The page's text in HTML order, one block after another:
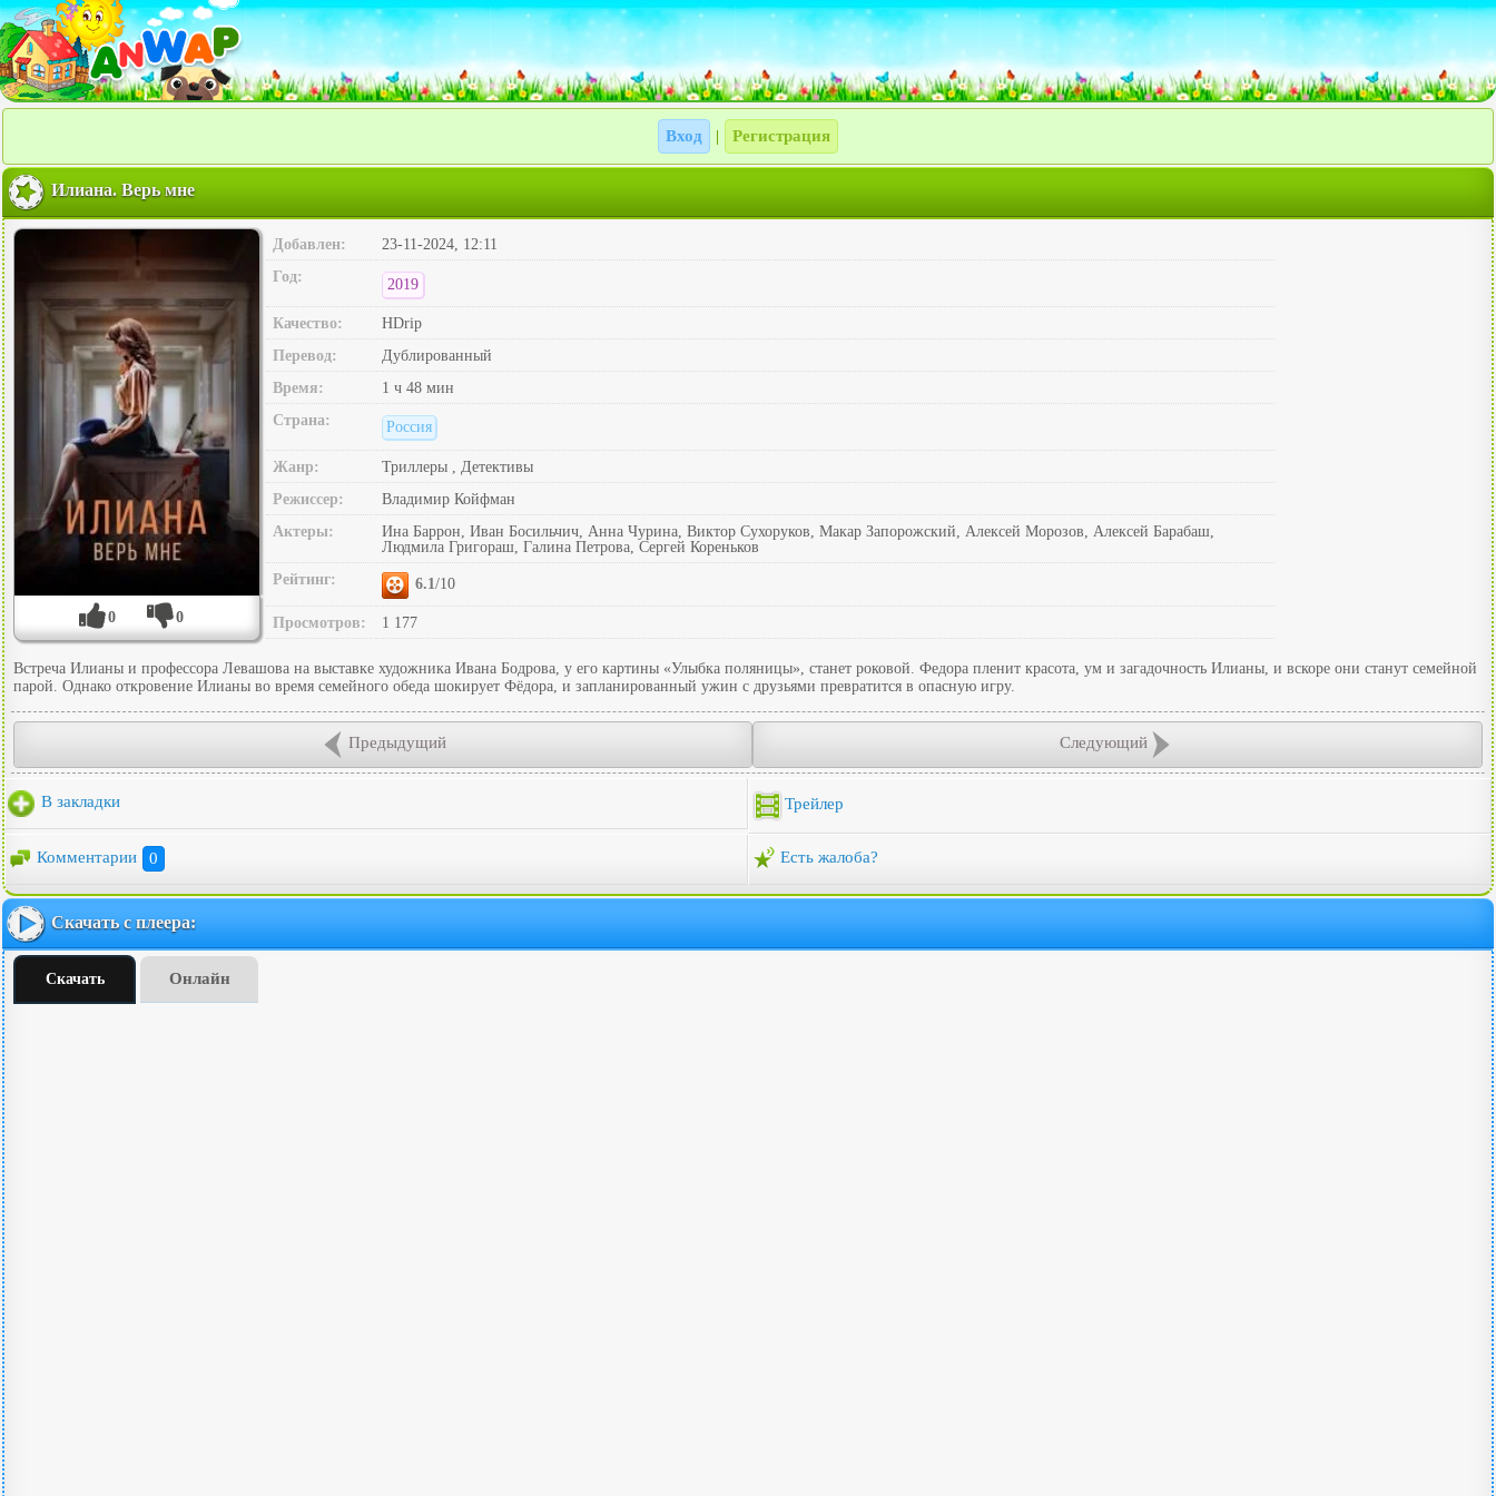
Вход Регистрация
Илиана. Верь мне
0 0
Добавлен:
23-11-2024, 12:11
Год:
2019
Качество:
HDrip
Перевод:
Дублированный
Время:
1 ч 48 мин
Страна:
Россия
Жанр:
Триллеры , Детективы
Режиссер:
Владимир Койфман
Актеры:
Ина Баррон, Иван Босильчич, Анна Чурина, Виктор Сухоруков, Макар Запорожский, Алексей Морозов, Алексей Барабаш,
Людмила Григораш, Галина Петрова, Сергей Кореньков
Рейтинг:
6.1/10
Просмотров: 1 177
Встреча Илианы и профессора Левашова на выставке художника Ивана Бодрова, у его картины «Улыбка поляницы», станет роковой. Федора пленит красота, ум и загадочность Илианы, и вскоре они станут семейной
парой. Однако откровение Илианы во время семейного обеда шокирует Фёдора, и запланированный ужин с друзьями превратится в опасную игру.
Предыдущий Следующий
В закладки Трейлер
Комментарии 0 Есть жалоба?
Скачать с плеера:
Скачать Онлайн